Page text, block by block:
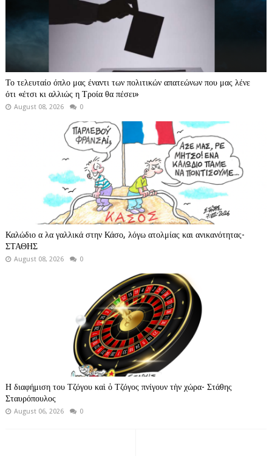
Το τελευταίο όπλο μας έναντι των πολιτικών απατεώνων που μας λένε
ότι «έτσι κι αλλιώς η Τροία θα πέσει»
August 08, 2026 0
Καλώδιο α λα γαλλικά στην Κάσο, λόγω ατολμίας και ανικανότητας-
ΣΤΑΘΗΣ
August 08, 2026 0
Η διαφήμιση του Τζόγου καὶ ὁ Τζόγος πνίγουν τὴν χώρα- Στάθης
Σταυρόπουλος
August 06, 2026 0